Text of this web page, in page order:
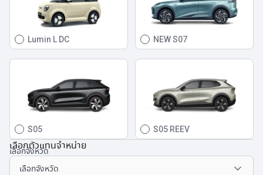
Lumin L DC NEW S07
S05 S05 REEV
เลือกตัวแทนจำหน่าย
เลือกจังหวัด